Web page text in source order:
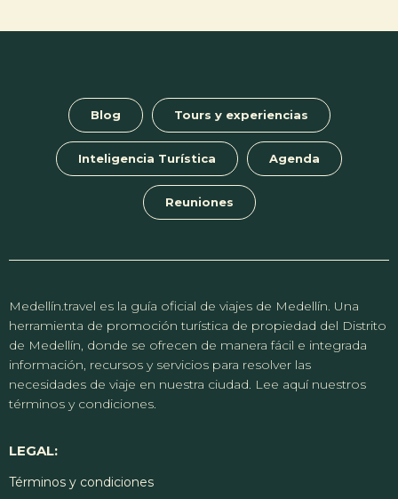
Blog Tours y experiencias
Inteligencia Turística Agenda
Reuniones
Medellín.travel es la guía oficial de viajes de Medellín. Una
herramienta de promoción turística de propiedad del Distrito
de Medellín, donde se ofrecen de manera fácil e integrada
información, recursos y servicios para resolver las
necesidades de viaje en nuestra ciudad. Lee aquí nuestros
términos y condiciones.
LEGAL:
Términos y condiciones